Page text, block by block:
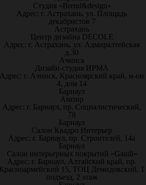
Студия «Brend&design»
Адрес: г. Астрахань, ул. Площадь
декабристов 7
Астрахань
Центр дизайна DECOLE
Адрес: г. Астрахань, ул. Адмиралтейская
д.30
Ачинск
Дизайн-студия ИРМА
Адрес: г. Ачинск, Красноярский край, м-он
4, дом 14
Барнаул
Ампир
Адрес: г. Барнаул, пр. Социалистический,
78
Барнаул
Салон Квадро Интерьер
Адрес: г. Барнаул, пр. Строителей, 14а
Барнаул
Салон интерьерных покрытий «Gaudi»
Адрес: г. Барнаул, Алтайский край, пр.
15, ТОЦ Демидовский, 1
подъезд, 2 этаж